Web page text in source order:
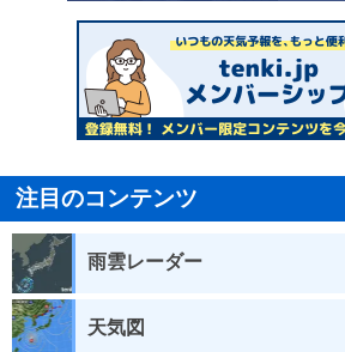
注目のコンテンツ
雨雲レーダー
天気図